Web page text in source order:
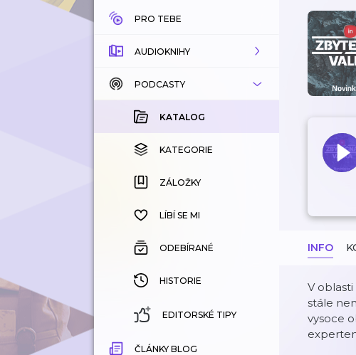
PRO TEBE
AUDIOKNIHY
KATALOG
KOUPENÉ
KATEGORIE
ZÁLOŽKY
HISTORIE
PODCASTY
KATALOG
KATEGORIE
ZÁLOŽKY
LÍBÍ SE MI
ODEBÍRANÉ
HISTORIE
EDITORSKÉ TIPY
ČLÁNKY BLOG
INFO
V
stále
vysoce